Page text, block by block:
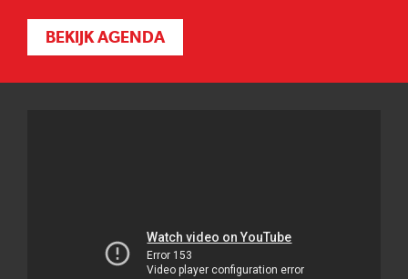
BEKIJK AGENDA